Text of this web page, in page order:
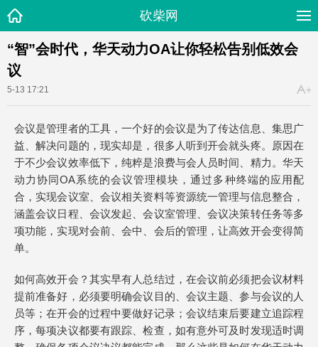
砍柴网
“智”会时代，华天动力OA让你轻松告别低效会
议
5-13 17:21
会议是管理者的工具，一个好的会议是为了传达信息、集思广
益、解决问题的，现实却是，很多人听到开会就头疼。原因在
于不少会议效率低下，纯粹是浪费与会人员时间、精力。华天
动力协同OA系统的会议管理模块，通过多种终端的应用配
合，实现会议室、会议相关资料等资源统一管理与信息整合，
涵盖会议日程、会议发起、会议室管理、会议决策转任务等多
项功能，实现对会前、会中、会后的管理，让高效开会变得简
单。
如何高效开会？其实早有人总结过，在会议前必须把会议材料
提前准备好，必须要明确会议目的、会议主题、参与会议的人
员等；在开会的过程中要做好记录；会议结束后要建立追踪程
序，每项决议都要有跟踪、检查，如有意外可及时发现适时调